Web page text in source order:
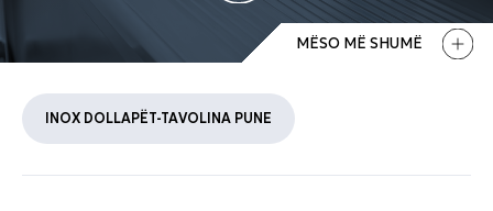
MËSO MË SHUMË
INOX DOLLAPËT-TAVOLINA PUNE
TË GJITHA GJËRAT INCONEQ